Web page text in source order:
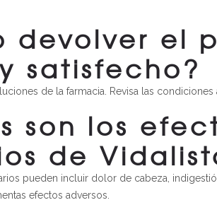
devolver el
satisfecho?
de la farmacia. Revisa las condiciones
son los
de
pueden incluir dolor de cabeza,
efectos adversos.